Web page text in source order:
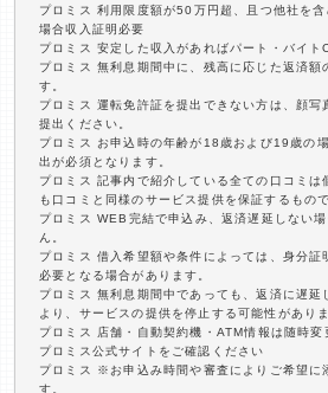
プロミス 利用限度額が50万円超、且つ他社を
場合収入証明必要
プロミス 安定した収入があればパート・バイト
プロミス 無利息期間中に、残高に応じた返済額
す。
プロミス 運転免許証を提出できない方は、顔写
提出ください。
プロミス お申込時の年齢が18歳および19歳の
出が必須となります。
プロミス 記事内で紹介している全ての口コミは
も口コミと同様のサービス提供を保証するもの
プロミス WEB完結で申込み、返済遅延しない
ん。
プロミス 借入希望額や条件によっては、身分証
必要となる場合があります。
プロミス 無利息期間中であっても、返済に遅延
より、サービスの提供を停止する可能性がありま
プロミス 店舗・自動契約機・ATM情報は随時変
プロミス公式サイトをご確認ください
プロミス ※お申込み時間や審査によりご希望に
す。